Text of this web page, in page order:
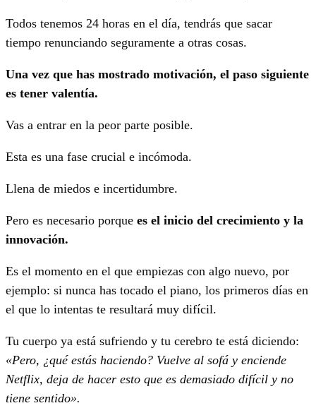
Todos tenemos 24 horas en el día, tendrás que sacar
tiempo renunciando seguramente a otras cosas.
Una vez que has mostrado motivación, el paso siguiente
es tener valentía.
Vas a entrar en la peor parte posible.
Esta es una fase crucial e incómoda.
Llena de miedos e incertidumbre.
Pero es necesario porque es el inicio del crecimiento y la
innovación.
Es el momento en el que empiezas con algo nuevo, por
ejemplo: si nunca has tocado el piano, los primeros días en
el que lo intentas te resultará muy difícil.
Tu cuerpo ya está sufriendo y tu cerebro te está diciendo:
«Pero, ¿qué estás haciendo? Vuelve al sofá y enciende
Netflix, deja de hacer esto que es demasiado difícil y no
tiene sentido».